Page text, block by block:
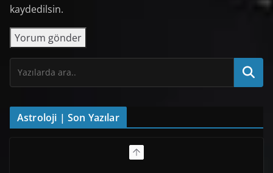
kaydedilsin.
Astroloji | Son Yazılar